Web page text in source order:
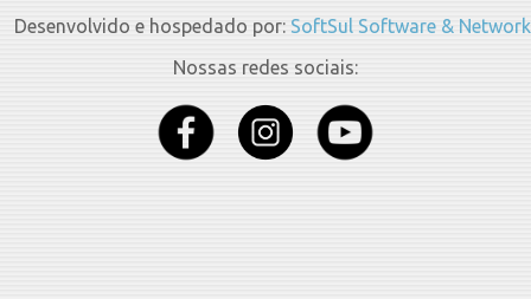
Desenvolvido e hospedado por: SoftSul Software & Network
Nossas redes sociais: